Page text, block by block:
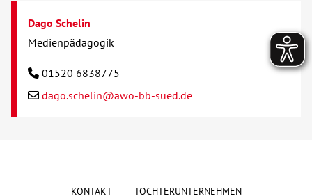
Dago Schelin
Medienpädagogik
01520 6838775
dago.schelin@awo-bb-sued.de
KONTAKT TOCHTERUNTERNEHMEN